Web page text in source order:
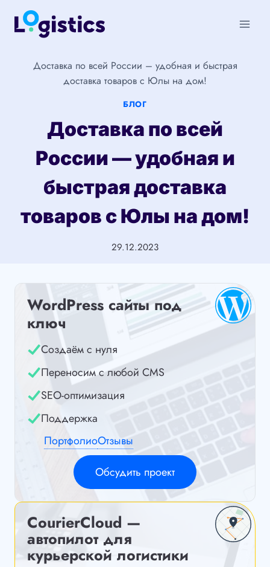
Перейти
Доставка по всей России – удобная и быстрая
доставка товаров с Юлы на дом!
БЛОГ
Доставка по всей
России — удобная и
быстрая доставка
товаров с Юлы на дом!
29.12.2023
WordPress сайты под
ключ
Создаём с нуля
Переносим с любой CMS
SEO-оптимизация
Поддержка
ПортфолиоОтзывы
Обсудить проект
CourierCloud —
автопилот для
курьерской логистики